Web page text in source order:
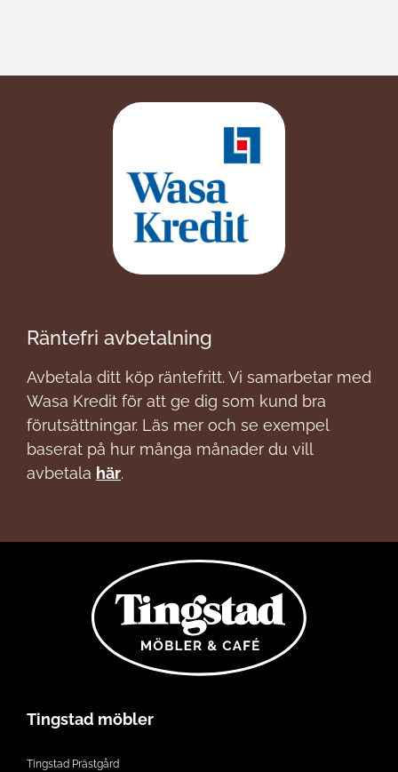
Räntefri avbetalning
Avbetala ditt köp räntefritt. Vi samarbetar med
Wasa Kredit för att ge dig som kund bra
förutsättningar. Läs mer och se exempel
baserat på hur många månader du vill
avbetala här.
Tingstad möbler
Tingstad Prästgård